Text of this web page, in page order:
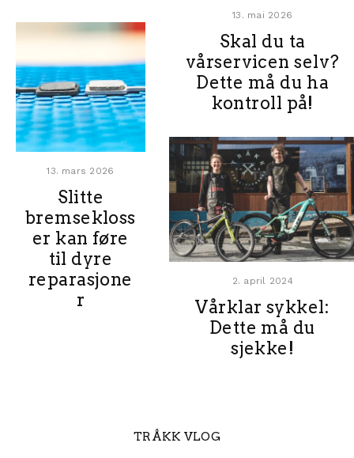
13. mars 2026
Slitte
bremsekloss
er kan føre
til dyre
reparasjone
r
13. mai 2026
Skal du ta
vårservicen selv?
Dette må du ha
kontroll på!
2. april 2024
Vårklar sykkel:
Dette må du
sjekke!
TRÅKK VLOG